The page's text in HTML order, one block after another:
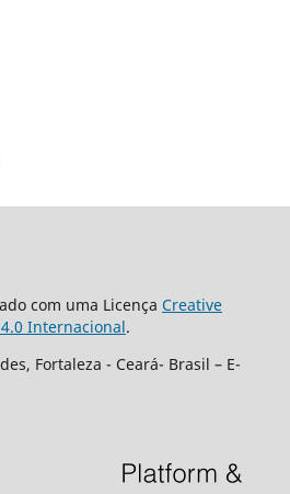
com uma Licença Creative
Internacional.
Fortaleza - Ceará- Brasil – E-